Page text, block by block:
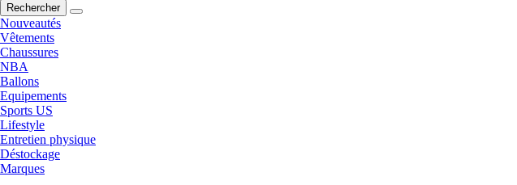
Rechercher
Nouveautés
Vêtements
Chaussures
NBA
Ballons
Equipements
Sports US
Lifestyle
Entretien physique
Déstockage
Marques